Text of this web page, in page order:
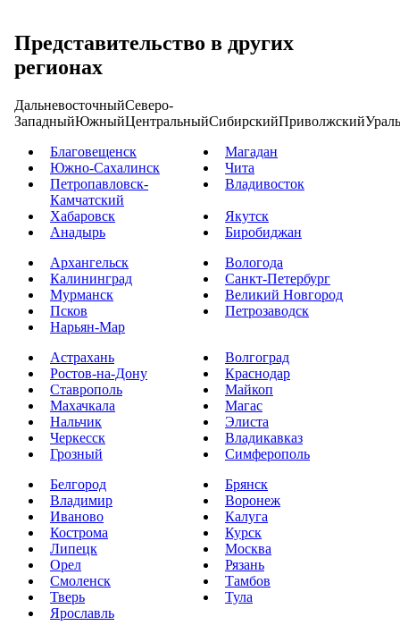
Представительство в других
регионах
ДальневосточныйСеверо-
ЗападныйЮжныйЦентральныйСибирскийПриволжский
Благовещенск
Магадан
Южно-Сахалинск
Чита
Петропавловск-
Камчатский
Владивосток
Хабаровск
Якутск
Анадырь
Биробиджан
Архангельск
Вологода
Калининград
Санкт-Петербург
Мурманск
Великий Новгород
Псков
Петрозаводск
Нарьян-Мар
Астрахань
Волгоград
Ростов-на-Дону
Краснодар
Ставрополь
Майкоп
Махачкала
Магас
Нальчик
Элиста
Черкесск
Владикавказ
Грозный
Симферополь
Белгород
Брянск
Владимир
Воронеж
Иваново
Калуга
Кострома
Курск
Липецк
Москва
Орел
Рязань
Смоленск
Тамбов
Тверь
Тула
Ярославль